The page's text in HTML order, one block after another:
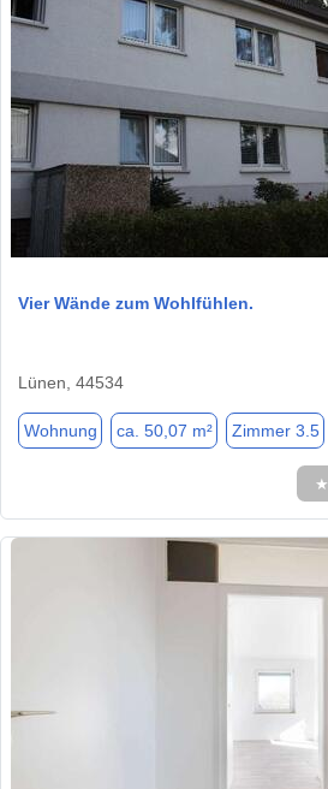
Vier Wände zum Wohlfühlen.
Lünen, 44534
Wohnung ca. 50,07 m² Zimmer 3.5
★